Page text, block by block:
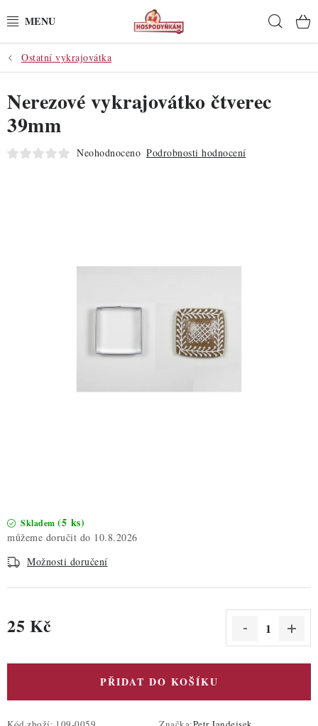
na
POTŘEBY
POMŮCKY
SUROVINY
DÁRKOVÉ POUKAZY
TÉMATICKÉ PRODUKTY
Nepřevzetí zásilky na dobírku
Hodnocení obchodu
Podmínky ochrany osobních údajů
Ostatní vykrajovátka
Skladem (5 ks)
10.8.2026
Možnosti doručení
25 Kč
PŘIDAT DO KOŠÍKU
Nerezové vykrajovátko čtverec
39mm
Neohodnoceno Podrobnosti hodnocení